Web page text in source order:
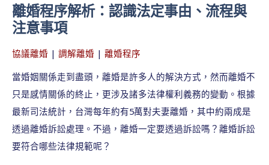
離婚程序解析：認識法定事由、流程與
注意事項
協議離婚 | 調解離婚 | 離婚程序
當婚姻關係走到盡頭，離婚是許多人的解決方式，然而離婚不
只是感情關係的終止，更涉及諸多法律權利義務的變動。根據
最新司法統計，台灣每年約有5萬對夫妻離婚，其中約兩成是
透過離婚訴訟處理。不過，離婚一定要透過訴訟嗎？離婚訴訟
要符合哪些法律規範呢？